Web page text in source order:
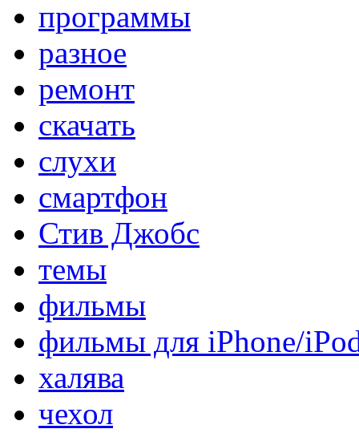
программы
разное
ремонт
скачать
слухи
смартфон
Стив Джобс
темы
фильмы
фильмы для iPhone/
халява
чехол